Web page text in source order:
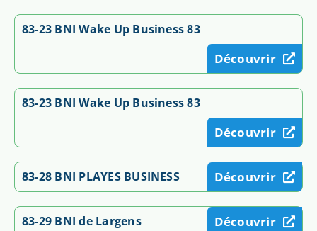
83-23 BNI Wake Up Business 83
Découvrir
83-23 BNI Wake Up Business 83
Découvrir
83-28 BNI PLAYES BUSINESS Découvrir
83-29 BNI de Largens Découvrir